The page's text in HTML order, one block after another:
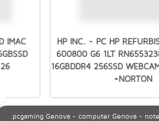
IMAC
HP INC. - PC HP
600800 G6 1LT
16GBDDR4 256SSD
+NORTON
pcgaming Genova - computer Genova -